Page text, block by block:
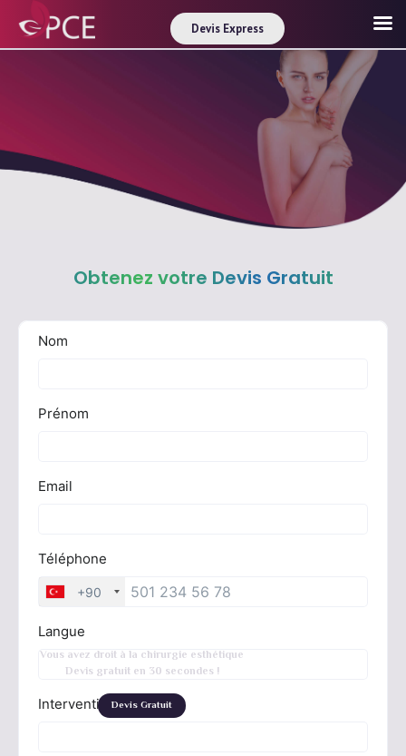
Vous avez droit à la chirurgie esthétique
Devis gratuit en 30 secondes !
Devis Gratuit
Obtenez votre Devis Gratuit
Devis Express